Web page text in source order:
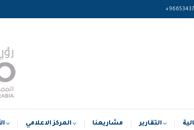
التقارير مشاريعنا المركز الاعلامي